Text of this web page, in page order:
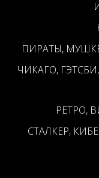
ПИРАТЫ,
ЧИКАГО,
РЕТРО,
СТАЛКЕР,